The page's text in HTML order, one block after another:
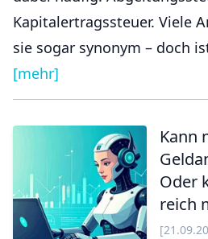
Kapitalertragssteuer. Viele
sie sogar synonym – doch
[mehr]
Kann
Oder
reich